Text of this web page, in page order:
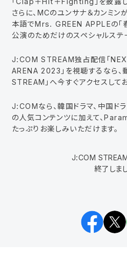
さらに、MCのユンサナ＆カンミン
本語でMrs. GREEN APPLEの「
公演のためだけのスペシャルステ
J:COM STREAM独占配信「
ARENA 2023」を視聴するなら
STREAM」へ今すぐアクセスして
J:COMなら、韓国ドラマ、中国ド
の人気コンテンツに加えて、
たっぷりお楽しみいただけます。
J:COM
終了しま